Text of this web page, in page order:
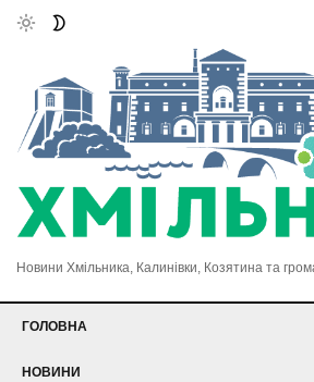
Новини Хмільника, Калинівки, Козятина та
ГОЛОВНА
НОВИНИ